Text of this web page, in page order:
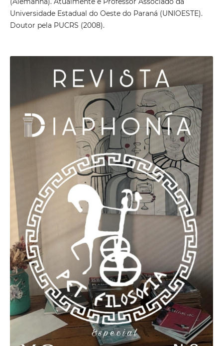
Universidade Estadual do Oeste do Paraná (UNIOESTE).
Doutor pela PUCRS (2008).